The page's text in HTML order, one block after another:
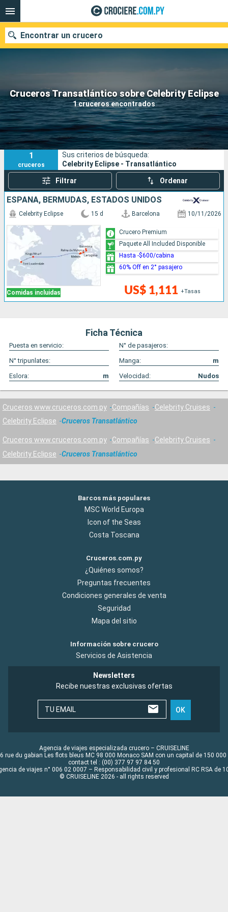
Cruceros Transatlántico sobre Celebrity Eclipse
1 cruceros encontrados
Encontrar un crucero
Nuestros destinos
Fecha de salida
Puertos Compañías
Buscar
1
cruceros
Sus criterios de búsqueda:
Celebrity Eclipse - Transatlántico
Filtrar Ordenar
ESPAÑA, BERMUDAS, ESTADOS UNIDOS
Comidas incluidas
Celebrity Eclipse 15 d Barcelona 10/11/2026
US$ 1,111 +Tasas
Crucero Premium
Paquete All Included Disponible
Hasta -$600/cabina
60% Off en 2° pasajero
Ficha Técnica
Puesta en servicio:
N° de pasajeros:
N° tripunlates:
Manga:
m
Eslora:
m Velocidad: Nudos
Cruceros www.cruceros.com.py Compañías
Celebrity Cruises
Celebrity Eclipse
Cruceros Transatlántico
Cruceros www.cruceros.com.py Compañías
Celebrity Cruises
Celebrity Eclipse
Cruceros Transatlántico
Barcos más populares
MSC World Europa
Icon of the Seas
Costa Toscana
Cruceros.com.py
¿Quiénes somos?
Preguntas frecuentes
Condiciones generales de venta
Seguridad
Mapa del sitio
Información sobre crucero
Servicios de Asistencia
Newsletters
Recibe nuestras exclusivas ofertas
TU EMAIL OK
Agencia de viajes especializada crucero – CRUISELINE
rue du gabian Les flots bleus MC 98 000 Monaco SAM con un capital de 150 000
contact tel : (00) 377 97 97 84 50
de viajes n° 006 02 0007 – Responsabilidad civil y profesional RC RSA de
© CRUISELINE 2026 - all rights reserved